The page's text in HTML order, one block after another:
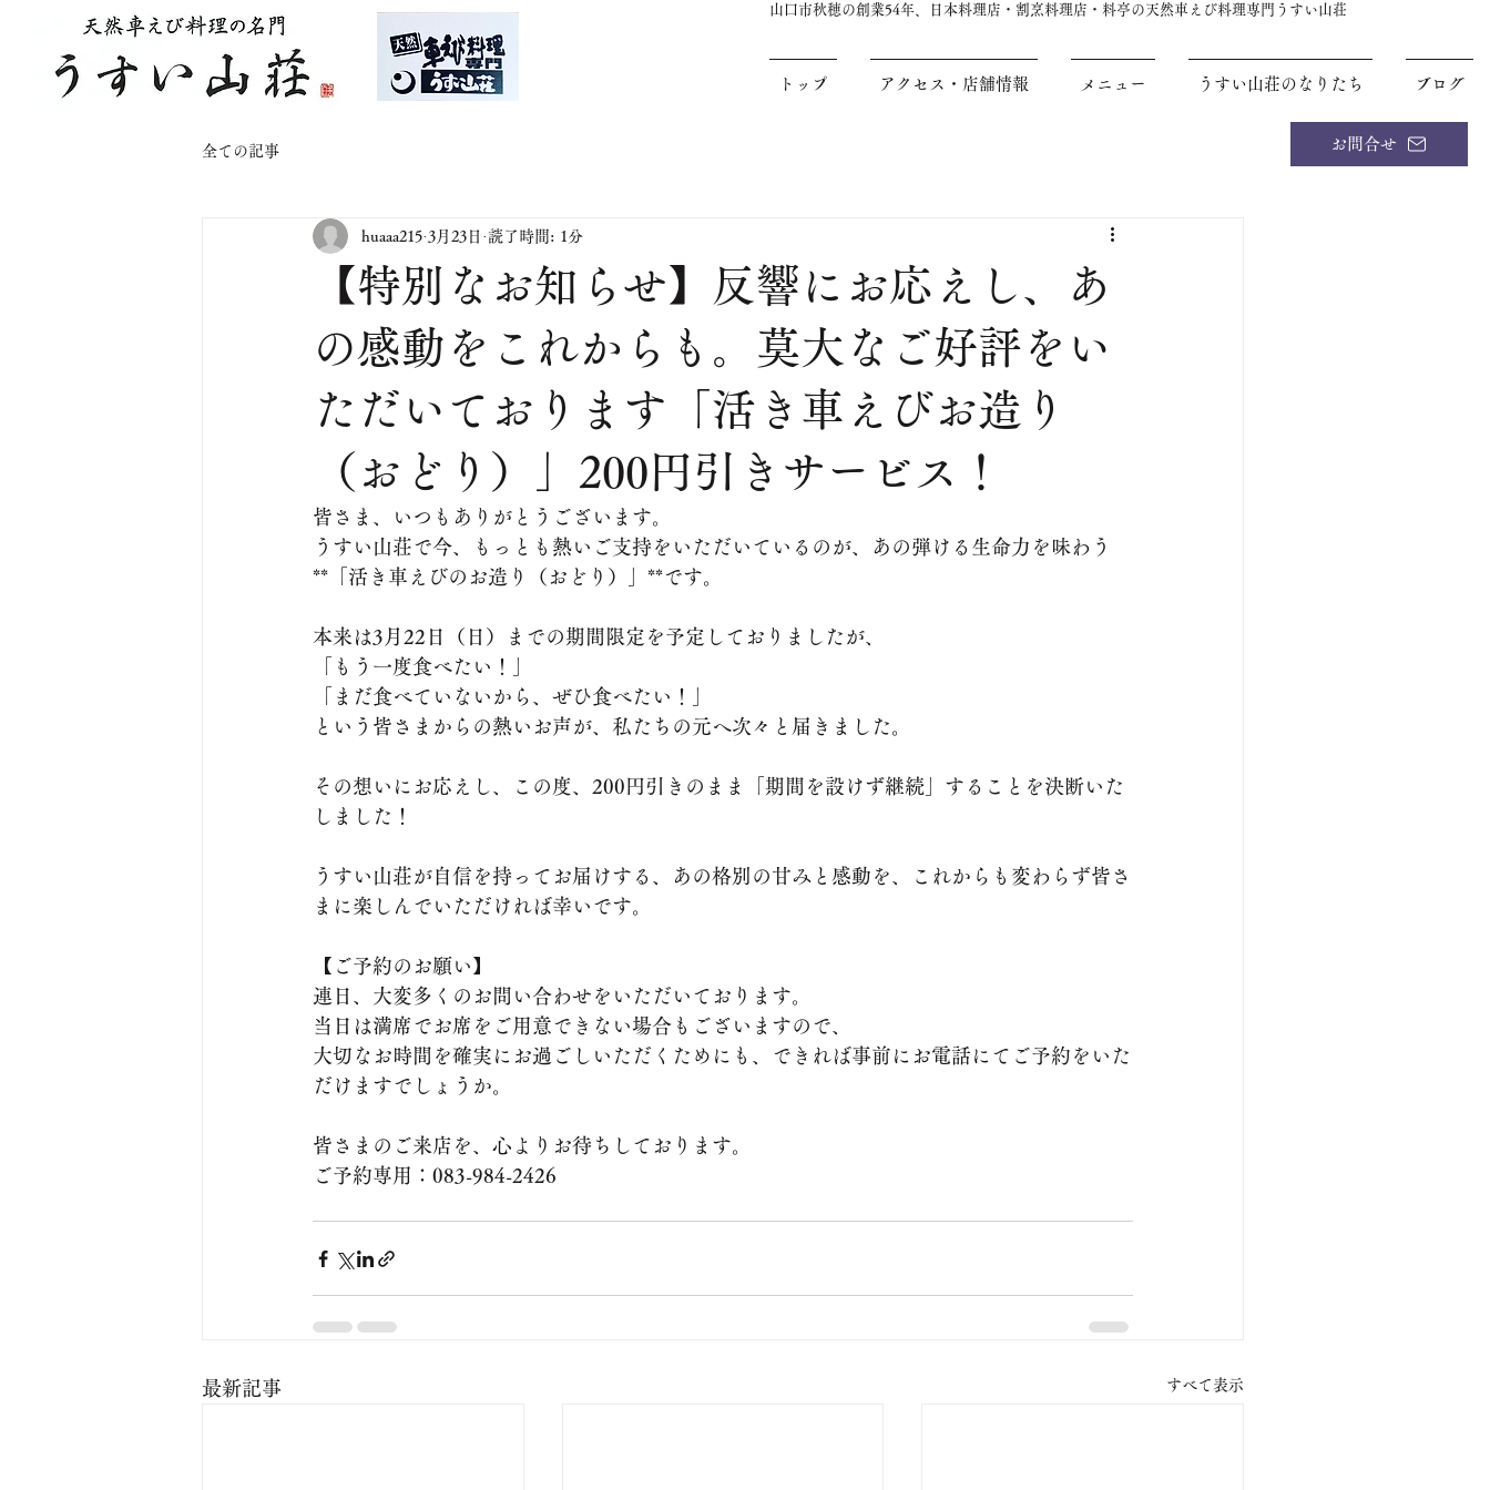
お問合せ
山口市秋穂の創業54年、日本料理店・割烹料理店・料亭の天然車えび料理専門うすい山荘
トップ アクセス・店舗情報 メニュー うすい山荘のなりたち ブログ
全ての記事
【特別なお知らせ】反響にお応えし、あ
の感動をこれからも。莫大なご好評をい
ただいております「活き車えびお造り
（おどり）」200円引きサービス！
huaaa215 3月23日 読了時間: 1分
皆さま、いつもありがとうございます。
うすい山荘で今、もっとも熱いご支持をいただいているのが、あの弾ける生命力を味わう
**「活き車えびのお造り（おどり）」**です。
本来は3月22日（日）までの期間限定を予定しておりましたが、
「もう一度食べたい！」
「まだ食べていないから、ぜひ食べたい！」
という皆さまからの熱いお声が、私たちの元へ次々と届きました。
その想いにお応えし、この度、200円引きのまま「期間を設けず継続」することを決断いた
しました！
うすい山荘が自信を持ってお届けする、あの格別の甘みと感動を、これからも変わらず皆さ
まに楽しんでいただければ幸いです。
【ご予約のお願い】
連日、大変多くのお問い合わせをいただいております。
当日は満席でお席をご用意できない場合もございますので、
大切なお時間を確実にお過ごしいただくためにも、できれば事前にお電話にてご予約をいた
だけますでしょうか。
皆さまのご来店を、心よりお待ちしております。
ご予約専用：083-984-2426
最新記事 すべて表示